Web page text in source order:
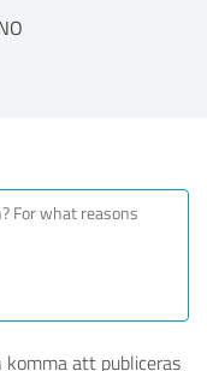
komma att publiceras